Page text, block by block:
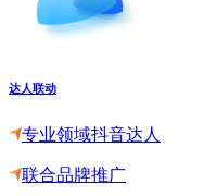
达人联动
专业领域抖音达人
联合品牌推广